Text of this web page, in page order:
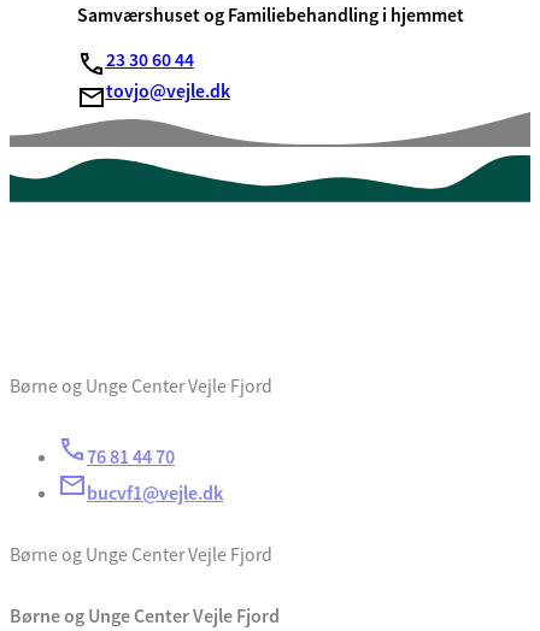
Samværshuset og Familiebehandling i hjemmet
23 30 60 44
tovjo@vejle.dk
Børne og Unge Center Vejle Fjord
76 81 44 70
bucvf1@vejle.dk
Børne og Unge Center Vejle Fjord
Børne og Unge Center Vejle Fjord